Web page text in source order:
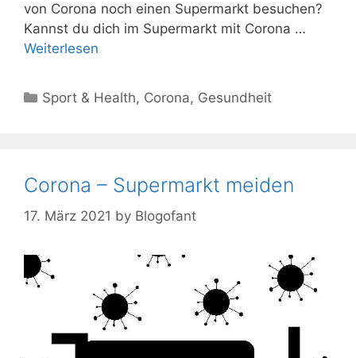
von Corona noch einen Supermarkt besuchen?
Kannst du dich im Supermarkt mit Corona …
Weiterlesen
Kategorien
Sport & Health, Corona, Gesundheit
Corona – Supermarkt meiden
17. März 2021 by Blogofant